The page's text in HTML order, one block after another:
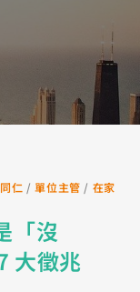
仁 /單位主管 / 在家
「沒
大徵兆